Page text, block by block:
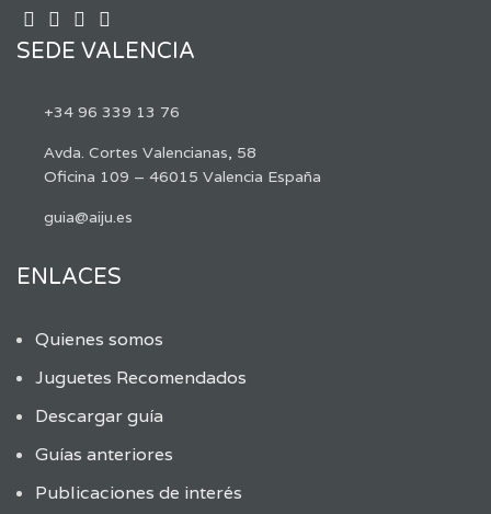
SEDE VALENCIA
+34 96 339 13 76
Avda. Cortes Valencianas, 58
Oficina 109 – 46015 Valencia España
guia@aiju.es
ENLACES
Quienes somos
Juguetes Recomendados
Descargar guía
Guías anteriores
Publicaciones de interés